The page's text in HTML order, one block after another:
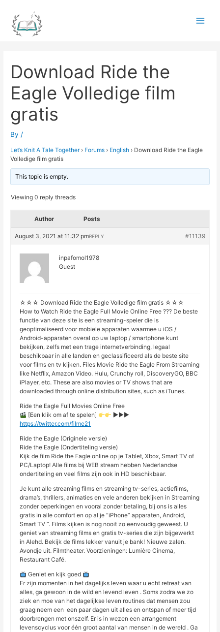
content
Download Ride the
Eagle Volledige film
gratis
By /
Let’s Knit A Tale Together › Forums › English › Download Ride the Eagle
Volledige film gratis
This topic is empty.
Viewing 0 reply threads
Author Posts
August 3, 2021 at 11:32 pm #11139
REPLY
inpafomol1978
Guest
☆☆☆ Download Ride the Eagle Volledige film gratis ☆☆☆
How to Watch Ride the Eagle Full Movie Online Free ??? De beste
functie van deze site is een streaming-speler die is
geoptimaliseerd voor mobiele apparaten waarmee u iOS /
Android-apparaten overal op uw laptop / smartphone kunt
bekijken, zelfs met een trage internetverbinding, legaal
beschikbaar in alle landen en geclassificeerd als de beste site
voor films en tv kijken. Files Movie Ride the Eagle From Streaming
like Netflix, Amazon Video. Hulu, Crunchy roll, DiscoveryGO, BBC
iPlayer, etc. These are also movies or TV shows that are
downloaded through online distribution sites, such as iTunes.
Ride the Eagle Full Movies Online Free
[Een klik om af te spelen]
►►►
https://twitter.com/filme21
Ride the Eagle (Originele versie)
Ride the Eagle (Ondertiteling versie)
Kijk de film Ride the Eagle online op je Tablet, Xbox, Smart TV of
PC/Laptop! Alle films bij WEB stream hebben Nederlandse
ondertiteling en veel films zijn ook in HD beschikbaar.
Je kunt alle streaming films en streaming tv-series, actiefilms,
drama’s, thrillers, animaties en vele anderen bekijken in Streaming
zonder beperkingen en vooral zonder betaling, bij ons is alles
gratis in alle comfort en op al je “iPhone” apparaten, Android,
Smart TV “. Films kijken is nog nooit zo eenvoudig geweest. U
geniet van streaming films en gratis tv-series die zijn bijgewerkt
in Alehd. Bekijk de films lekker vanuit je bank! Nieuwe zalen.
Avondje uit. Filmtheater. Voorzieningen: Lumière Cinema,
Restaurant Café.
Geniet en kijk goed
Er zijn momenten in het dagelijks leven waar u echt retreat van
alles, ga gewoon in de wild en levend leven . Soms zodra we zo
ziek en moe van het dagelijkse leven routines dat mensen zou
graag neem een ​​ een paar dagen uit alles en ontspan of meer tijd
doorbrengen met onszelf. Er is in wezen een arrangement
levenscyclus voor één groot aantal van mensen in de wereld . Ga